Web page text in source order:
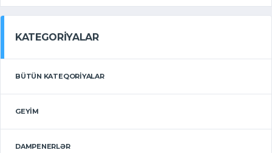
KATEGORIYALAR
BÜTÜN KATEQORIYALAR
GEYIM
DAMPENERLƏR